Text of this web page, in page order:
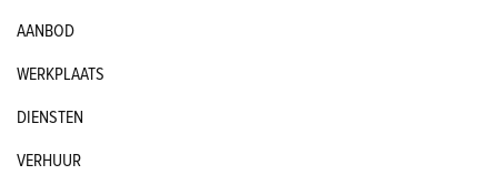
AANBOD
WERKPLAATS
DIENSTEN
VERHUUR